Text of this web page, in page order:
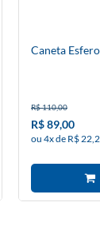
Caneta
R$ 110,00
R$ 89,00
ou 4x de R$